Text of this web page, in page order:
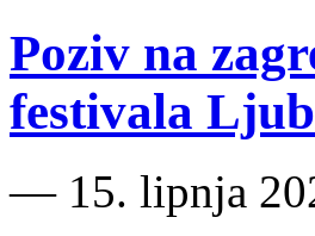
Poziv na
festivala
― 15. lipnja